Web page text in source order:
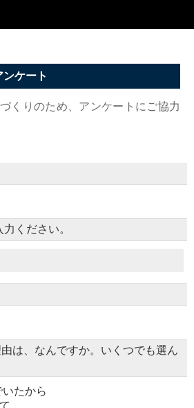
ケート
くりのため、アンケートにご協力
ください。
は、なんですか。いくつでも選ん
たから